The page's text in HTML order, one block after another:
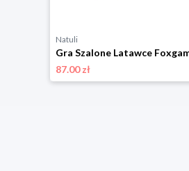
Natuli
87.00 zł